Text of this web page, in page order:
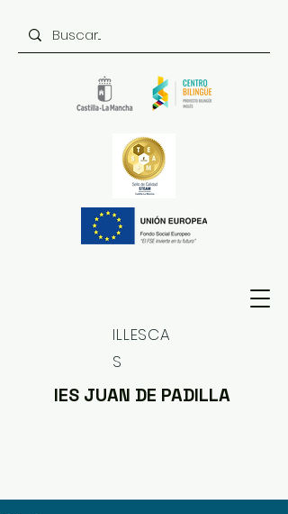
ILLESCA
S
IES JUAN DE PADILLA